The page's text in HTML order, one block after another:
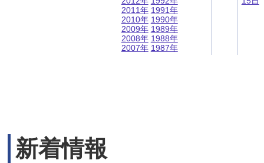
2011年
2010年
2009年
2008年
2007年
1991年
1990年
1989年
1988年
1987年
新着情報